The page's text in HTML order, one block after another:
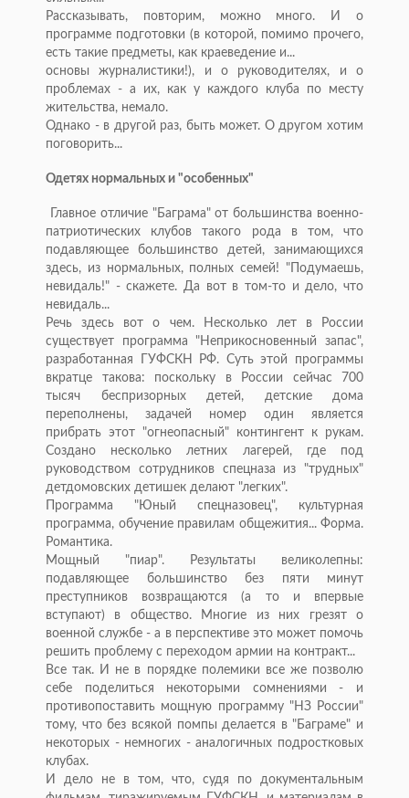
Рассказывать, повторим, можно много. И о
программе подготовки (в которой, помимо прочего,
есть такие предметы, как краеведение и...
основы журналистики!), и о руководителях, и о
проблемах - а их, как у каждого клуба по месту
жительства, немало.
Однако - в другой раз, быть может. О другом хотим
поговорить...
Одетях нормальных и "особенных"
Главное отличие "Баграма" от большинства военно-
патриотических клубов такого рода в том, что
подавляющее большинство детей, занимающихся
здесь, из нормальных, полных семей! "Подумаешь,
невидаль!" - скажете. Да вот в том-то и дело, что
невидаль...
Речь здесь вот о чем. Несколько лет в России
существует программа "Неприкосновенный запас",
разработанная ГУФСКН РФ. Суть этой программы
вкратце такова: поскольку в России сейчас 700
тысяч беспризорных детей, детские дома
переполнены, задачей номер один является
прибрать этот "огнеопасный" контингент к рукам.
Создано несколько летних лагерей, где под
руководством сотрудников спецназа из "трудных"
детдомовских детишек делают "легких".
Программа "Юный спецназовец", культурная
программа, обучение правилам общежития... Форма.
Романтика.
Мощный "пиар". Результаты великолепны:
подавляющее большинство без пяти минут
преступников возвращаются (а то и впервые
вступают) в общество. Многие из них грезят о
военной службе - а в перспективе это может помочь
решить проблему с переходом армии на контракт...
Все так. И не в порядке полемики все же позволю
себе поделиться некоторыми сомнениями - и
противопоставить мощную программу "НЗ России"
тому, что без всякой помпы делается в "Баграме" и
некоторых - немногих - аналогичных подростковых
клубах.
И дело не в том, что, судя по документальным